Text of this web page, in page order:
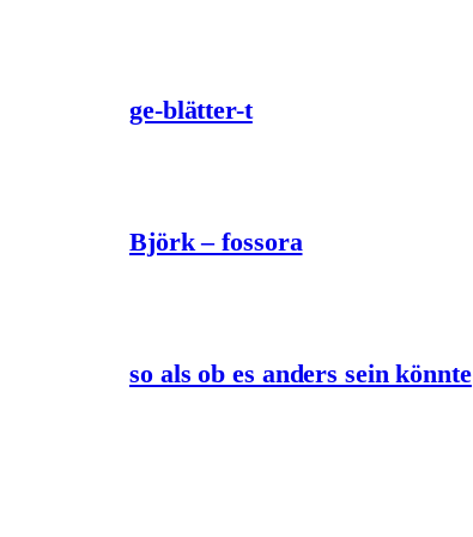
ge-blätter-t
Björk – fossora
so als ob es anders sein könnte